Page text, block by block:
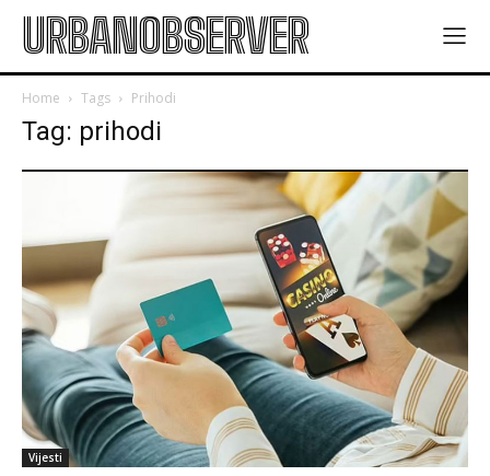
URBANOBSERVER
Home Tags Prihodi
Tag: prihodi
Vijesti